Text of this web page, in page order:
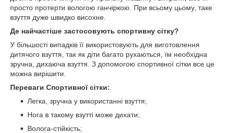
просто протерти вологою ганчіркою. При всьому цьому, таке
взуття дуже швидко висохне.
Де найчастіше застосовують спортивну сітку?
У більшості випадків її використовують для виготовлення
дитячого взуття, так як діти багато рухаються, їм необхідна
зручна, дихаюча взуття. З допомогою спортивної сітки все це
можна вирішити.
Переваги Спортивної сітки:
Легка, зручна у використанні взуття;
Нога в такому взутті може дихати;
Волога-стійкість;